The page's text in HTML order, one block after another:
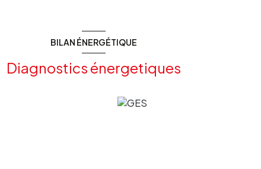
BILAN ÉNERGÉTIQUE
Diagnostics énergetiques